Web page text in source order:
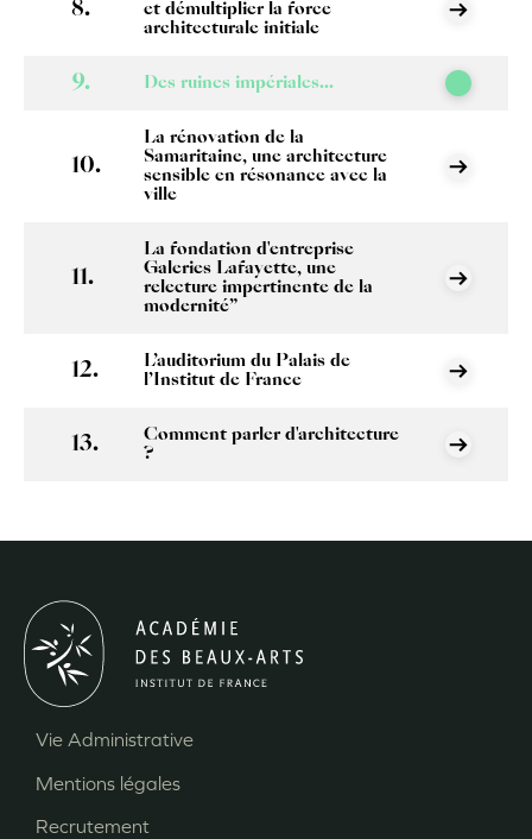
et démultiplier la force
architecturale initiale
Des ruines impériales...
La rénovation de la
Samaritaine, une architecture
sensible en résonance avec la
ville
La fondation d'entreprise
Galeries Lafayette, une
relecture impertinente de la
modernité”
L’auditorium du Palais de
l’Institut de France
Comment parler d'architecture
?
Pied
de
Vie Administrative
Mentions légales
Recrutement